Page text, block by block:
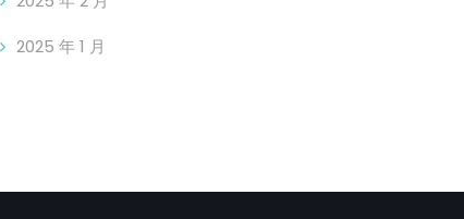
2025 年 1 月